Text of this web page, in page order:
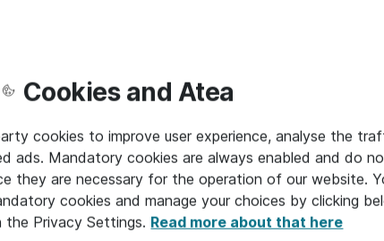
13:05-13:30 Demo i
13:40-14:05 Valbara pass omgång
Cookies and Atea
cookies to improve user experience, analyse the
ads. Mandatory cookies are always enabled and do
they are necessary for the operation of our website.
cookies and manage your choices by clicking
the Privacy Settings. Read more about that here